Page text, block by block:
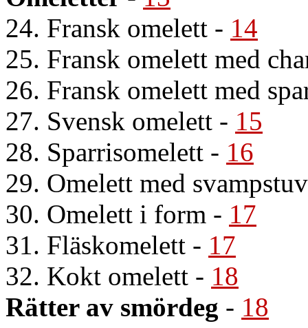
24. Fransk omelett - 14
25. Fransk omelett med
26. Fransk omelett med
27. Svensk omelett - 15
28. Sparrisomelett - 16
29. Omelett med
30. Omelett i form - 17
31. Fläskomelett - 17
32. Kokt omelett - 18
Rätter av smördeg - 18